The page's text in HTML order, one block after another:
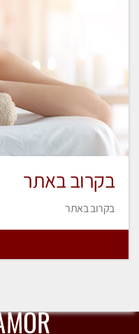
בקרוב באתר
בקרוב באתר